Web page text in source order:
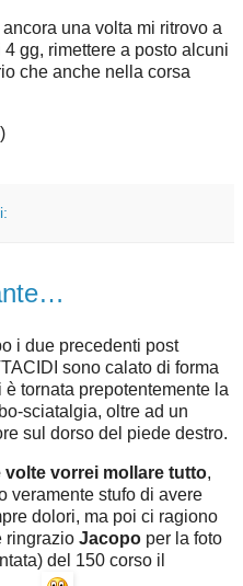
una volta mi ritrovo a
gg, rimettere a posto alcuni
che anche nella corsa
i due precedenti post
sono calato di forma
è tornata prepotentemente la
sciatalgia, oltre ad un
sul dorso del piede destro.
volte vorrei mollare tutto,
veramente stufo di avere
dolori, ma poi ci ragiono
ringrazio Jacopo per la foto
del 150 corso il